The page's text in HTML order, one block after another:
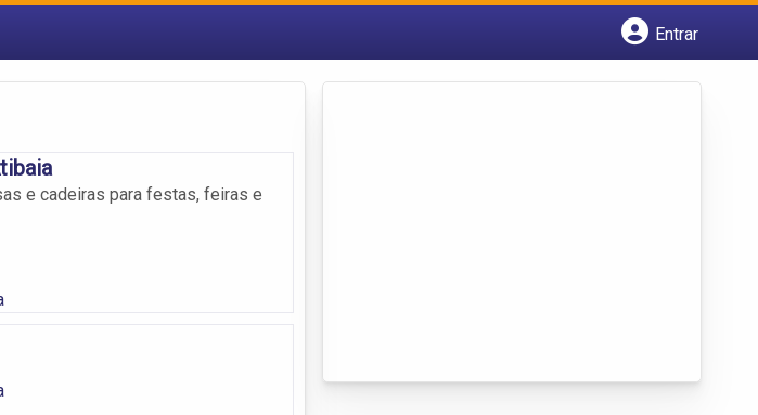
Entrar
e cadeiras para festas, feiras e